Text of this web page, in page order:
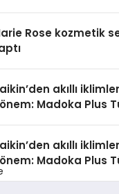
Rose kozmetik
akıllı
Madoka Plus
akıllı
Madoka Plus
kullanıcı